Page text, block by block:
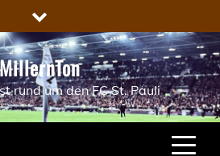
rund um den FC St. Pauli